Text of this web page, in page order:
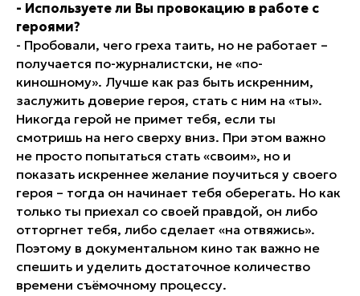
- Используете ли Вы провокацию в работе с
героями?
- Пробовали, чего греха таить, но не работает –
получается по-журналистски, не «по-
киношному». Лучше как раз быть искренним,
заслужить доверие героя, стать с ним на «ты».
Никогда герой не примет тебя, если ты
смотришь на него сверху вниз. При этом важно
не просто попытаться стать «своим», но и
показать искреннее желание поучиться у своего
героя – тогда он начинает тебя оберегать. Но как
только ты приехал со своей правдой, он либо
отторгнет тебя, либо сделает «на отвяжись».
Поэтому в документальном кино так важно не
спешить и уделить достаточное количество
времени съёмочному процессу.